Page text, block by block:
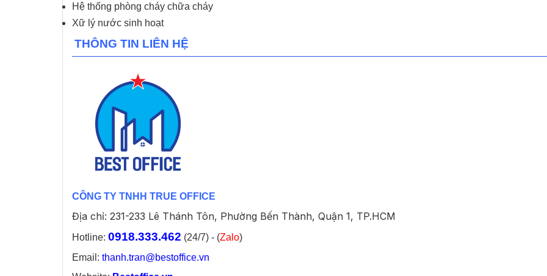
Hệ thống phòng cháy chữa cháy
Xữ lý nước sinh hoạt
THÔNG TIN LIÊN HỆ
CÔNG TY TNHH TRUE OFFICE
Địa chỉ: 231-233 Lê Thánh Tôn, Phường Bến Thành, Quận 1, TP.HCM
Hotline: 0918.333.462 (24/7) - (Zalo)
Email: thanh.tran@bestoffice.vn